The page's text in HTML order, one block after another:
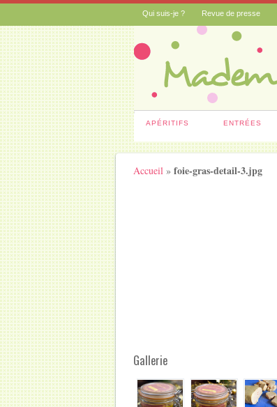
Qui suis-je ? Revue de presse
APÉRITIFS ENTRÉES
Accueil »foie-gras-detail-3.jpg
Gallerie